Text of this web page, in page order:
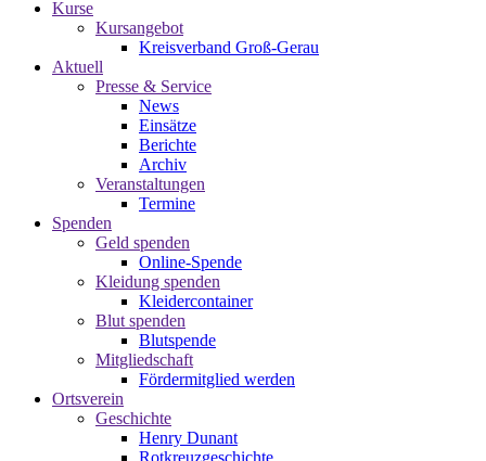
Kurse
Kursangebot
Kreisverband Groß-Gerau
Aktuell
Presse & Service
News
Einsätze
Berichte
Archiv
Veranstaltungen
Termine
Spenden
Geld spenden
Online-Spende
Kleidung spenden
Kleidercontainer
Blut spenden
Blutspende
Mitgliedschaft
Fördermitglied werden
Ortsverein
Geschichte
Henry Dunant
Rotkreuzgeschichte